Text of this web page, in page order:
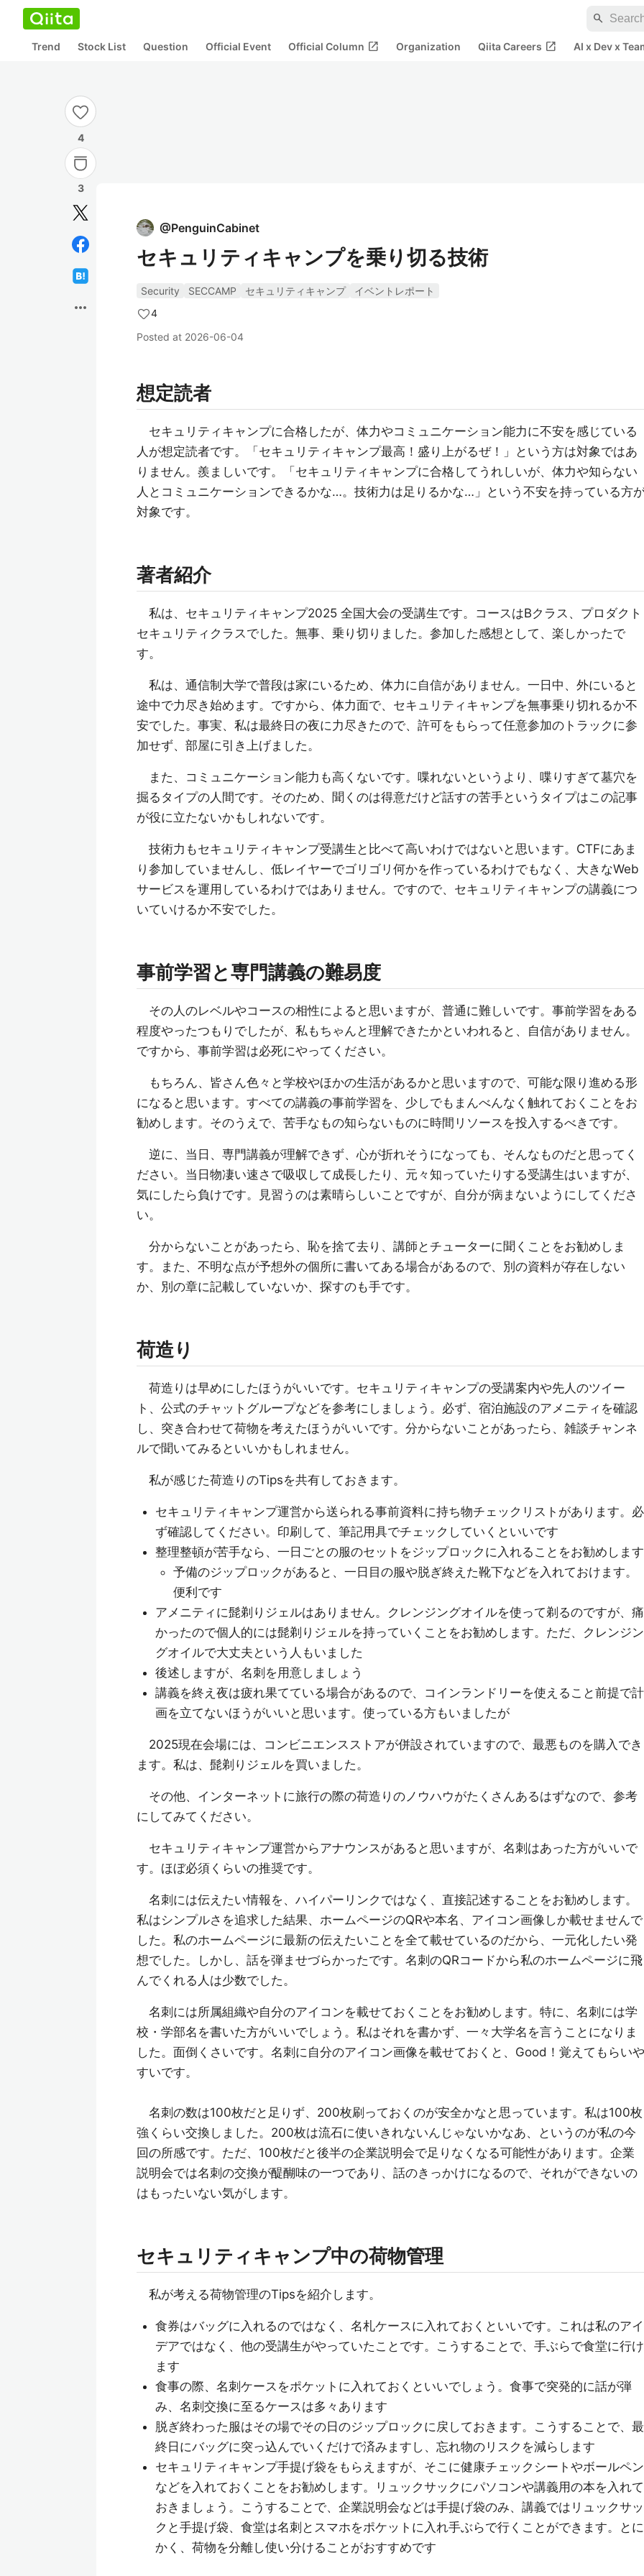
search
Trend Stock List Question Official Event Official Column open_in_new Organization Qiita Careers open_in_new AI x Dev x
4
3
more_horiz
@PenguinCabinet
セキュリティキャンプを乗り切る技術
Security SECCAMP セキュリティキャンプ
イベントレポート
4
Posted at 2026-06-04
想定読者
セキュリティキャンプに合格したが、体力やコミュニケーション能力に不安を感じている
人が想定読者です。「セキュリティキャンプ最高！盛り上がるぜ！」という方は対象ではあ
りません。羨ましいです。「セキュリティキャンプに合格してうれしいが、体力や知らない
人とコミュニケーションできるかな…。技術力は足りるかな…」という不安を持っている方
対象です。
著者紹介
私は、セキュリティキャンプ2025 全国大会の受講生です。コースはBクラス、プロダクト
セキュリティクラスでした。無事、乗り切りました。参加した感想として、楽しかったで
す。
私は、通信制大学で普段は家にいるため、体力に自信がありません。一日中、外にいると
途中で力尽き始めます。ですから、体力面で、セキュリティキャンプを無事乗り切れるか不
安でした。事実、私は最終日の夜に力尽きたので、許可をもらって任意参加のトラックに参
加せず、部屋に引き上げました。
また、コミュニケーション能力も高くないです。喋れないというより、喋りすぎて墓穴を
掘るタイプの人間です。そのため、聞くのは得意だけど話すの苦手というタイプはこの記事
が役に立たないかもしれないです。
技術力もセキュリティキャンプ受講生と比べて高いわけではないと思います。CTFにあま
り参加していませんし、低レイヤーでゴリゴリ何かを作っているわけでもなく、大きなWeb
サービスを運用しているわけではありません。ですので、セキュリティキャンプの講義につ
いていけるか不安でした。
事前学習と専門講義の難易度
その人のレベルやコースの相性によると思いますが、普通に難しいです。事前学習をある
程度やったつもりでしたが、私もちゃんと理解できたかといわれると、自信がありません。
ですから、事前学習は必死にやってください。
もちろん、皆さん色々と学校やほかの生活があるかと思いますので、可能な限り進める形
になると思います。すべての講義の事前学習を、少しでもまんべんなく触れておくことをお
勧めします。そのうえで、苦手なもの知らないものに時間リソースを投入するべきです。
逆に、当日、専門講義が理解できず、心が折れそうになっても、そんなものだと思ってく
ださい。当日物凄い速さで吸収して成長したり、元々知っていたりする受講生はいますが、
気にしたら負けです。見習うのは素晴らしいことですが、自分が病まないようにしてくださ
い。
分からないことがあったら、恥を捨て去り、講師とチューターに聞くことをお勧めしま
す。また、不明な点が予想外の個所に書いてある場合があるので、別の資料が存在しない
か、別の章に記載していないか、探すのも手です。
荷造り
荷造りは早めにしたほうがいいです。セキュリティキャンプの受講案内や先人のツイー
ト、公式のチャットグループなどを参考にしましょう。必ず、宿泊施設のアメニティを確認
し、突き合わせて荷物を考えたほうがいいです。分からないことがあったら、雑談チャンネ
ルで聞いてみるといいかもしれません。
私が感じた荷造りのTipsを共有しておきます。
セキュリティキャンプ運営から送られる事前資料に持ち物チェックリストがあります。必
ず確認してください。印刷して、筆記用具でチェックしていくといいです
整理整頓が苦手なら、一日ごとの服のセットをジップロックに入れることをお勧めします
予備のジップロックがあると、一日目の服や脱ぎ終えた靴下などを入れておけます。
便利です
アメニティに髭剃りジェルはありません。クレンジングオイルを使って剃るのですが、痛
かったので個人的には髭剃りジェルを持っていくことをお勧めします。ただ、クレンジン
グオイルで大丈夫という人もいました
後述しますが、名刺を用意しましょう
講義を終え夜は疲れ果てている場合があるので、コインランドリーを使えること前提で計
画を立てないほうがいいと思います。使っている方もいましたが
2025現在会場には、コンビニエンスストアが併設されていますので、最悪ものを購入でき
ます。私は、髭剃りジェルを買いました。
その他、インターネットに旅行の際の荷造りのノウハウがたくさんあるはずなので、参考
にしてみてください。
セキュリティキャンプ運営からアナウンスがあると思いますが、名刺はあった方がいいで
す。ほぼ必須くらいの推奨です。
名刺には伝えたい情報を、ハイパーリンクではなく、直接記述することをお勧めします。
私はシンプルさを追求した結果、ホームページのQRや本名、アイコン画像しか載せませんで
した。私のホームページに最新の伝えたいことを全て載せているのだから、一元化したい発
想でした。しかし、話を弾ませづらかったです。名刺のQRコードから私のホームページに飛
んでくれる人は少数でした。
名刺には所属組織や自分のアイコンを載せておくことをお勧めします。特に、名刺には学
校・学部名を書いた方がいいでしょう。私はそれを書かず、一々大学名を言うことになりま
した。面倒くさいです。名刺に自分のアイコン画像を載せておくと、Good！覚えてもらいや
すいです。
名刺の数は100枚だと足りず、200枚刷っておくのが安全かなと思っています。私は100枚
強くらい交換しました。200枚は流石に使いきれないんじゃないかなあ、というのが私の今
回の所感です。ただ、100枚だと後半の企業説明会で足りなくなる可能性があります。企業
説明会では名刺の交換が醍醐味の一つであり、話のきっかけになるので、それができないの
はもったいない気がします。
セキュリティキャンプ中の荷物管理
私が考える荷物管理のTipsを紹介します。
食券はバッグに入れるのではなく、名札ケースに入れておくといいです。これは私のアイ
デアではなく、他の受講生がやっていたことです。こうすることで、手ぶらで食堂に行け
ます
食事の際、名刺ケースをポケットに入れておくといいでしょう。食事で突発的に話が弾
み、名刺交換に至るケースは多々あります
脱ぎ終わった服はその場でその日のジップロックに戻しておきます。こうすることで、最
終日にバッグに突っ込んでいくだけで済みますし、忘れ物のリスクを減らします
セキュリティキャンプ手提げ袋をもらえますが、そこに健康チェックシートやボールペン
などを入れておくことをお勧めします。リュックサックにパソコンや講義用の本を入れて
おきましょう。こうすることで、企業説明会などは手提げ袋のみ、講義ではリュックサッ
クと手提げ袋、食堂は名刺とスマホをポケットに入れ手ぶらで行くことができます。とに
かく、荷物を分離し使い分けることがおすすめです